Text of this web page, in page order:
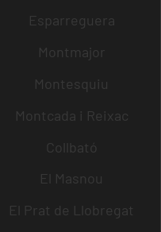
Esparreguera
Montmajor
Montesquiu
Montcada i Reixac
Collbató
El Masnou
El Prat de Llobregat